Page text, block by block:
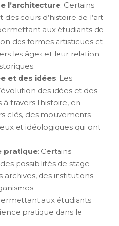
l’architecture: Certains
cours d’histoire de l’art
aux étudiants de
des formes artistiques et
les âges et leur relation
et des idées: Les
des idées et des
travers l’histoire, en
clés, des mouvements
et idéologiques qui ont
pratique: Certains
possibilités de stage
archives, des institutions
aux étudiants
pratique dans le